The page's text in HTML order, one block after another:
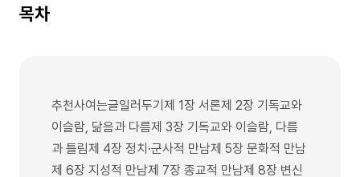
목차
추천사여는글일러두기제 1장 서론제 2장 기독교와
이슬람, 닮음과 다름제 3장 기독교와 이슬람, 다름
과 틀림제 4장 정치·군사적 만남제 5장 문화적 만남
제 6장 지성적 만남제 7장 종교적 만남제 8장 변신